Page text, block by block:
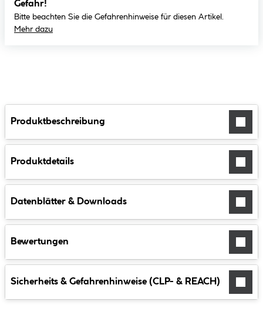
Gefahr!
Bitte beachten Sie die Gefahrenhinweise für diesen Artikel.
Mehr dazu
Produktbeschreibung
Produktdetails
Datenblätter & Downloads
Bewertungen
Sicherheits & Gefahrenhinweise (CLP- & REACH)